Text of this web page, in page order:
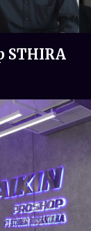
STHIRA